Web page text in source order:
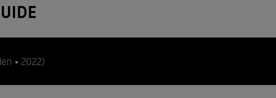
• 2022)